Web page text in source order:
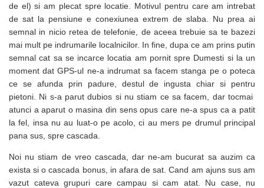
de el) si am plecat spre locatie. Motivul pentru care am intrebat
de sat la pensiune e conexiunea extrem de slaba. Nu prea ai
semnal in nicio retea de telefonie, de aceea trebuie sa te bazezi
mai mult pe indrumarile localnicilor. In fine, dupa ce am prins putin
semnal cat sa se incarce locatia am pornit spre Dumesti si la un
moment dat GPS-ul ne-a indrumat sa facem stanga pe o poteca
ce se afunda prin padure, destul de ingusta chiar si pentru
pietoni. Ni s-a parut dubios si nu stiam ce sa facem, dar tocmai
atunci a aparut o masina din sens opus care ne-a spus ca a patit
la fel, insa nu au luat-o pe acolo, ci au mers pe drumul principal
pana sus, spre cascada.
Noi nu stiam de vreo cascada, dar ne-am bucurat sa auzim ca
exista si o cascada bonus, in afara de sat. Cand am ajuns sus am
vazut cateva grupuri care campau si cam atat. Nu case, nu